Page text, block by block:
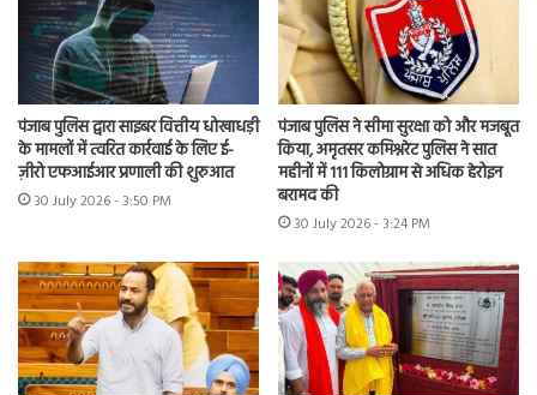
पंजाब पुलिस द्वारा साइबर वित्तीय धोखाधड़ी
के मामलों में त्वरित कार्रवाई के लिए ई-
ज़ीरो एफआईआर प्रणाली की शुरुआत
30 July 2026 - 3:50 PM
पंजाब पुलिस ने सीमा सुरक्षा को और मजबूत
किया, अमृतसर कमिश्नरेट पुलिस ने सात
महीनों में 111 किलोग्राम से अधिक हेरोइन
बरामद की
30 July 2026 - 3:24 PM